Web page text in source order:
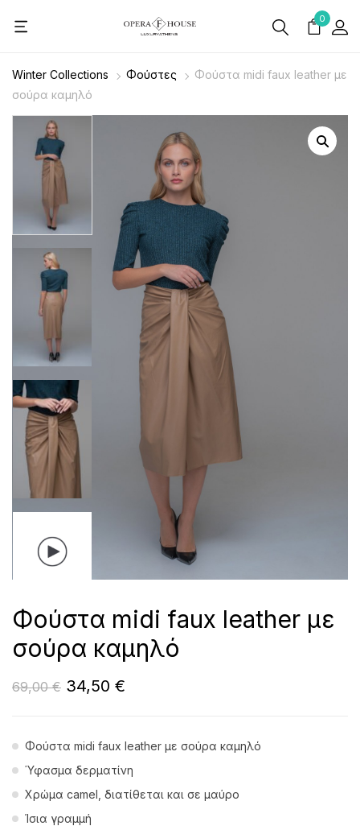
0
Winter Collections Φούστες
Φούστα midi faux leather με
σούρα καμηλό
Φούστα midi faux leather με
σούρα καμηλό
69,00€ 34,50 €
Φούστα midi faux leather με σούρα καμηλό
Ύφασμα δερματίνη
Χρώμα camel, διατίθεται και σε μαύρο
Ίσια γραμμή